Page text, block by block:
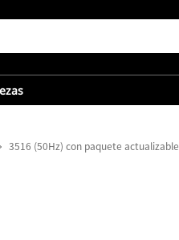
3516 (50Hz) con paquete actualizable